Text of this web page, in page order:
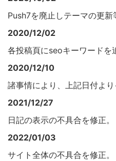
Push7を廃止しテーマの更新
2020/12/02
各投稿頁にseoキーワードを
2020/12/10
諸事情により、上記日付よ
2021/12/27
日記の表示の不具合を修正。
2022/01/03
サイト全体の不具合を修正。